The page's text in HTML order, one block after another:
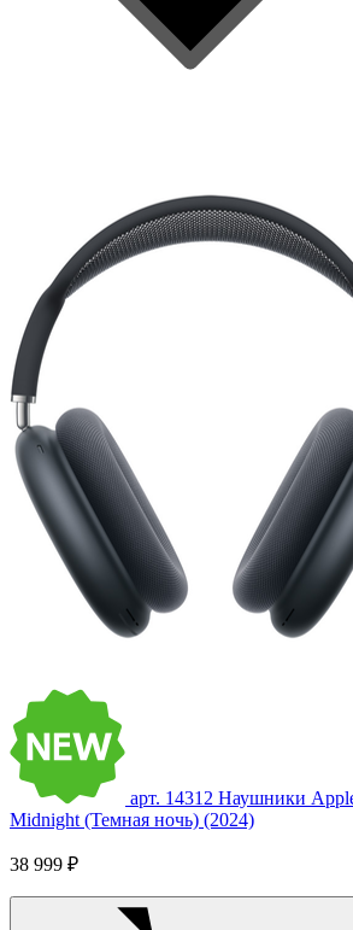
арт. 14312 Наушники
Midnight (Темная ночь) (2024)
38 999 ₽